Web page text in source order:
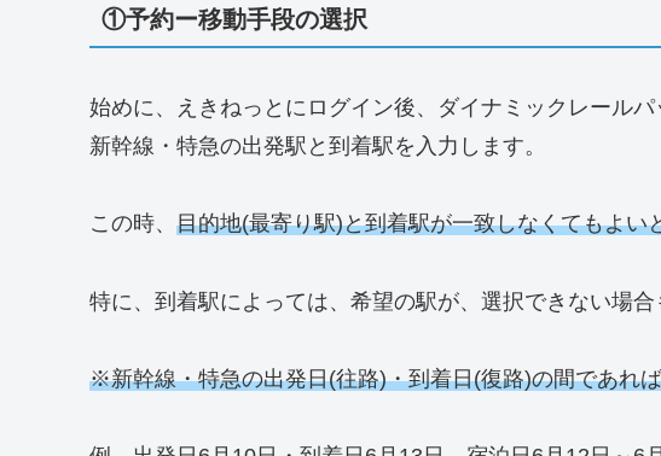
①予約ー移動手段の選択
始めに、えきねっとにログイン後、ダイナミックレール
新幹線・特急の出発駅と到着駅を入力します。
この時、 目的地(最寄り駅)と到着駅が一致しなくてもよい
特に、到着駅によっては、希望の駅が、選択できない場合
※新幹線・特急の出発日(往路)・到着日(復路)の間であれ